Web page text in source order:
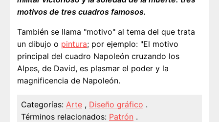
motivos de tres cuadros famosos.
También se llama "motivo" al tema del que trata
un dibujo o pintura; por ejemplo: "El motivo
principal del cuadro Napoleón cruzando los
Alpes, de David, es plasmar el poder y la
magnificencia de Napoleón.
Categorías: Arte , Diseño gráfico .
Términos relacionados: Patrón .